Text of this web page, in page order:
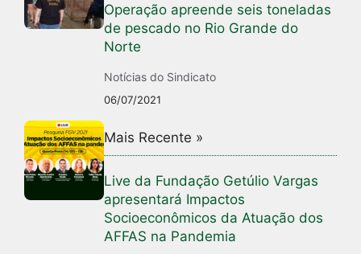
Operação apreende seis toneladas
de pescado no Rio Grande do
Norte
Notícias do Sindicato
06/07/2021
Mais Recente »
Live da Fundação Getúlio Vargas
apresentará Impactos
Socioeconômicos da Atuação dos
AFFAS na Pandemia